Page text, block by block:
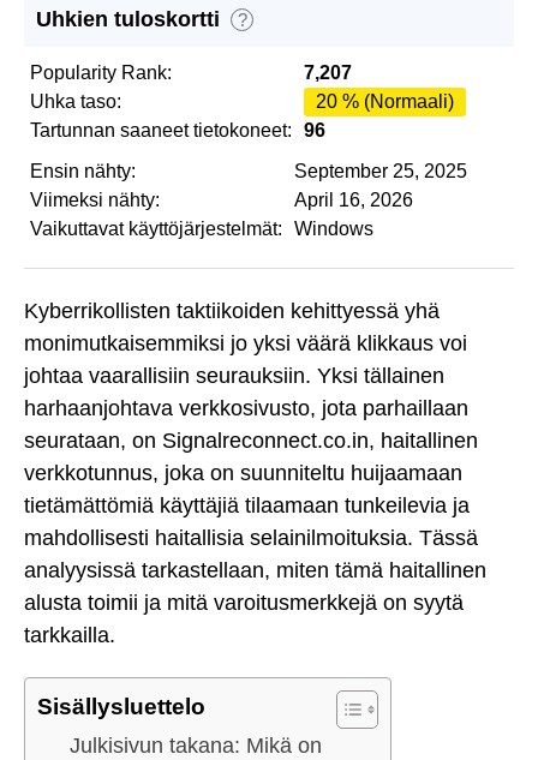
Uhkien tuloskortti ?
Popularity Rank:
7,207
Uhka taso:
20 % (Normaali)
Tartunnan saaneet tietokoneet:
96
Ensin nähty:
September 25, 2025
Viimeksi nähty:
April 16, 2026
Vaikuttavat käyttöjärjestelmät:
Windows
Kyberrikollisten taktiikoiden kehittyessä yhä
monimutkaisemmiksi jo yksi väärä klikkaus voi
johtaa vaarallisiin seurauksiin. Yksi tällainen
harhaanjohtava verkkosivusto, jota parhaillaan
seurataan, on Signalreconnect.co.in, haitallinen
verkkotunnus, joka on suunniteltu huijaamaan
tietämättömiä käyttäjiä tilaamaan tunkeilevia ja
mahdollisesti haitallisia selainilmoituksia. Tässä
analyysissä tarkastellaan, miten tämä haitallinen
alusta toimii ja mitä varoitusmerkkejä on syytä
tarkkailla.
Sisällysluettelo
Julkisivun takana: Mikä on